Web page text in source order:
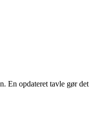
En opdateret tavle gør det